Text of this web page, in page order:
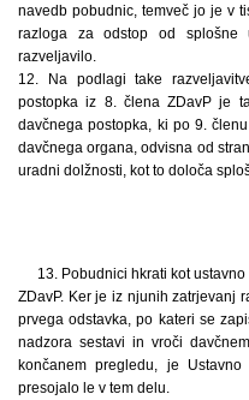
navedb pobudnic, temveč jo je v
razloga za odstop od splošne
razveljavilo.
12. Na podlagi take
postopka iz 8. člena ZDavP je
davčnega postopka, ki po 9.
davčnega organa, odvisna od
uradni dolžnosti, kot to določa
13. Pobudnici hkrati kot
ZDavP. Ker je iz njunih zatrjevanj
prvega odstavka, po kateri se
nadzora sestavi in vroči
končanem pregledu, je
presojalo le v tem delu.